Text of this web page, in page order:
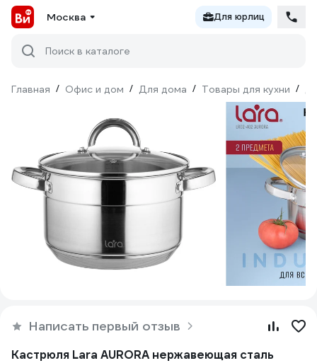
Москва Для юрлиц
Поиск в каталоге
Главная / Офис и дом / Для дома / Товары для кухни /
Написать первый отзыв
Кастрюля Lara AURORA нержавеющая сталь